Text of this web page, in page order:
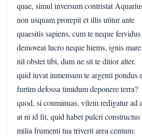
quae, simul inversum contristat
non usquam prorepit et illis utitur ante
quaesitis sapiens, cum te neque fervidus
demoveat lucro neque hiems, ignis
nil obstet tibi, dum ne sit te ditior alter.
quid iuvat inmensum te argenti pondus
furtim defossa timidum deponere terra?
quod, si conminuas, vilem redigatur ad
at ni id fit, quid habet pulcri constructus
milia frumenti tua triverit area centum: